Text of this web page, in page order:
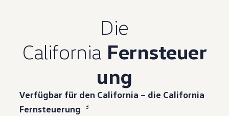
Die
California Fernsteuer
ung
Verfügbar für den California – die California
Fernsteuerung
3